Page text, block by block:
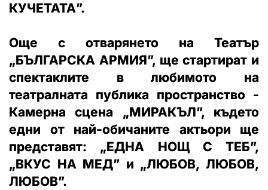
КУЧЕТАТА”.
Още с отварянето на Театър
„БЪЛГАРСКА АРМИЯ”, ще стартират и
спектаклите в любимото на
театралната публика пространство -
Камерна сцена „МИРАКЪЛ”, където
едни от най-обичаните актьори ще
представят: „ЕДНА НОЩ С ТЕБ”,
„ВКУС НА МЕД” и „ЛЮБОВ, ЛЮБОВ,
ЛЮБОВ”.